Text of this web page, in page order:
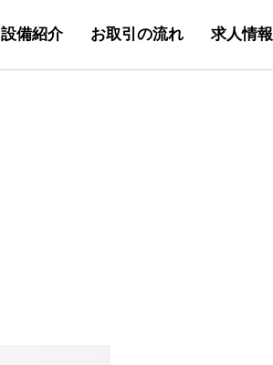
設備紹介 お取引の流れ 求人情報